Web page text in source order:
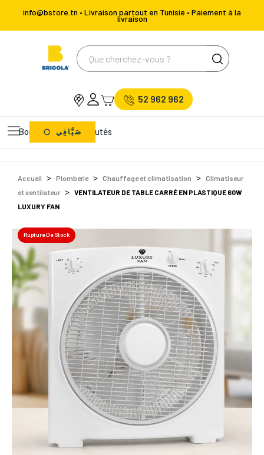
info@bstore.tn • Livraison partout en Tunisie • Paiement à la
livraison
52 962 962
Bons Plans Nouveautés
صَيَّافِي
Accueil Plomberie Chauffage et climatisation
Climatiseur
et ventilateur
VENTILATEUR DE TABLE CARRÉ EN PLASTIQUE 60W
LUXURY FAN
Rupture De Stock